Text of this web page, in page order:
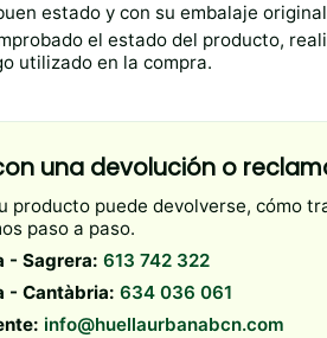
estado y con su embalaje
el estado del producto,
utilizado en la compra.
una devolución o
producto puede devolverse, cómo
paso a paso.
- Sagrera: 613 742 322
- Cantàbria: 634 036 061
info@huellaurbanabcn.com